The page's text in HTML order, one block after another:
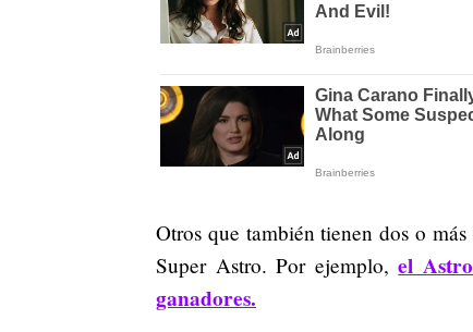
Otros que también tienen dos o
Super Astro. Por ejemplo,el
ganadores.